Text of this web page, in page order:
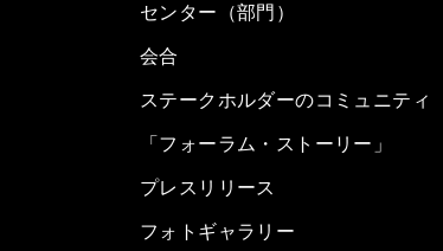
センター（部門）
会合
ステークホルダーのコミュニティ
「フォーラム・ストーリー」
プレスリリース
フォトギャラリー